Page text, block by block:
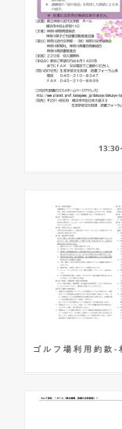
ゴ ル フ 場 利 用 約 款 -